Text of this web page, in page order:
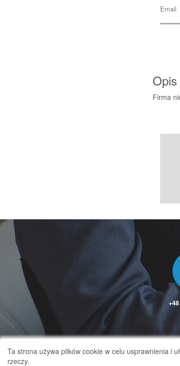
Email
Firma
Ta strona używa plików cookie w celu usprawnienia i
rzeczy.